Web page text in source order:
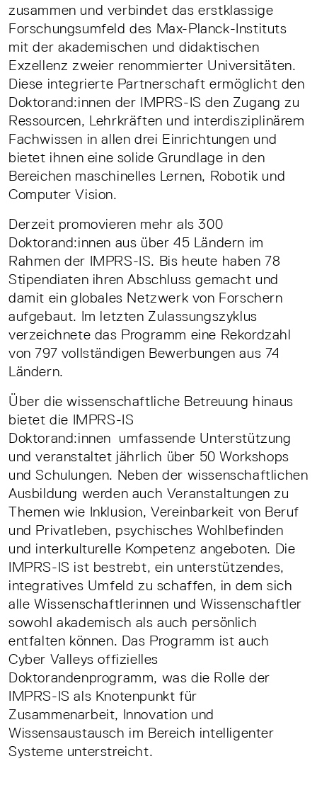
zusammen und verbindet das erstklassige
Forschungsumfeld des Max-Planck-Instituts
mit der akademischen und didaktischen
Exzellenz zweier renommierter Universitäten.
Diese integrierte Partnerschaft ermöglicht den
Doktorand:innen der IMPRS-IS den Zugang zu
Ressourcen, Lehrkräften und interdisziplinärem
Fachwissen in allen drei Einrichtungen und
bietet ihnen eine solide Grundlage in den
Bereichen maschinelles Lernen, Robotik und
Computer Vision.
Derzeit promovieren mehr als 300
Doktorand:innen aus über 45 Ländern im
Rahmen der IMPRS-IS. Bis heute haben 78
Stipendiaten ihren Abschluss gemacht und
damit ein globales Netzwerk von Forschern
aufgebaut. Im letzten Zulassungszyklus
verzeichnete das Programm eine Rekordzahl
von 797 vollständigen Bewerbungen aus 74
Ländern.
Über die wissenschaftliche Betreuung hinaus
bietet die IMPRS-IS
Doktorand:innen umfassende Unterstützung
und veranstaltet jährlich über 50 Workshops
und Schulungen. Neben der wissenschaftlichen
Ausbildung werden auch Veranstaltungen zu
Themen wie Inklusion, Vereinbarkeit von Beruf
und Privatleben, psychisches Wohlbefinden
und interkulturelle Kompetenz angeboten. Die
IMPRS-IS ist bestrebt, ein unterstützendes,
integratives Umfeld zu schaffen, in dem sich
alle Wissenschaftlerinnen und Wissenschaftler
sowohl akademisch als auch persönlich
entfalten können. Das Programm ist auch
Cyber Valleys offizielles
Doktorandenprogramm, was die Rolle der
IMPRS-IS als Knotenpunkt für
Zusammenarbeit, Innovation und
Wissensaustausch im Bereich intelligenter
Systeme unterstreicht.